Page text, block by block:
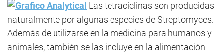
Las tetraciclinas son producidas
naturalmente por algunas especies de Streptomyces.
Además de utilizarse en la medicina para humanos y
animales, también se las incluye en la alimentación